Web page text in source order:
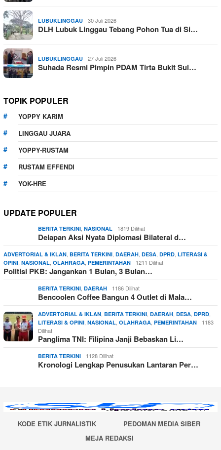
LUBUKLINGGAU 30 Juli 2026
DLH Lubuk Linggau Tebang Pohon Tua di Si…
LUBUKLINGGAU 27 Juli 2026
Suhada Resmi Pimpin PDAM Tirta Bukit Sul…
TOPIK POPULER
YOPPY KARIM
LINGGAU JUARA
YOPPY-RUSTAM
RUSTAM EFFENDI
YOK-HRE
UPDATE POPULER
BERITA TERKINI, NASIONAL 1819 Dilihat
Delapan Aksi Nyata Diplomasi Bilateral d…
ADVERTORIAL & IKLAN, BERITA TERKINI, DAERAH, DESA, DPRD, LITERASI &
OPINI, NASIONAL, OLAHRAGA, PEMERINTAHAN 1211 Dilihat
Politisi PKB: Jangankan 1 Bulan, 3 Bulan…
BERITA TERKINI, DAERAH 1186 Dilihat
Bencoolen Coffee Bangun 4 Outlet di Mala…
ADVERTORIAL & IKLAN, BERITA TERKINI, DAERAH, DESA, DPRD,
LITERASI & OPINI, NASIONAL, OLAHRAGA, PEMERINTAHAN
1183
Dilihat
Panglima TNI: Filipina Janji Bebaskan Li…
BERITA TERKINI 1128 Dilihat
Kronologi Lengkap Penusukan Lantaran Per…
KODE ETIK JURNALISTIK
PEDOMAN MEDIA SIBER
MEJA REDAKSI